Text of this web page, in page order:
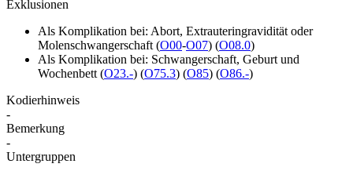
Exklusionen
Als Komplikation bei: Abort, Extrauteringravidität oder
Molenschwangerschaft (O00-O07) (O08.0)
Als Komplikation bei: Schwangerschaft, Geburt und
Wochenbett (O23.-) (O75.3) (O85) (O86.-)
Kodierhinweis
-
Bemerkung
-
Untergruppen